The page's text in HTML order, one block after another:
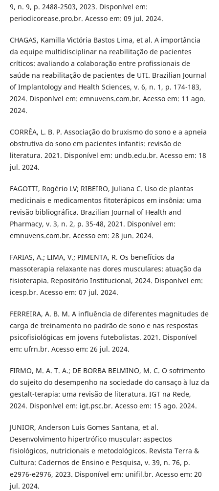
9, n. 9, p. 2488-2503, 2023. Disponível em:
periodicorease.pro.br. Acesso em: 09 jul. 2024.
CHAGAS, Kamilla Victória Bastos Lima, et al. A importância
da equipe multidisciplinar na reabilitação de pacientes
críticos: avaliando a colaboração entre profissionais de
saúde na reabilitação de pacientes de UTI. Brazilian Journal
of Implantology and Health Sciences, v. 6, n. 1, p. 174-183,
2024. Disponível em: emnuvens.com.br. Acesso em: 11 ago.
2024.
CORRÊA, L. B. P. Associação do bruxismo do sono e a apneia
obstrutiva do sono em pacientes infantis: revisão de
literatura. 2021. Disponível em: undb.edu.br. Acesso em: 18
jul. 2024.
FAGOTTI, Rogério LV; RIBEIRO, Juliana C. Uso de plantas
medicinais e medicamentos fitoterápicos em insônia: uma
revisão bibliográfica. Brazilian Journal of Health and
Pharmacy, v. 3, n. 2, p. 35-48, 2021. Disponível em:
emnuvens.com.br. Acesso em: 28 jun. 2024.
FARIAS, A.; LIMA, V.; PIMENTA, R. Os benefícios da
massoterapia relaxante nas dores musculares: atuação da
fisioterapia. Repositório Institucional, 2024. Disponível em:
icesp.br. Acesso em: 07 jul. 2024.
FERREIRA, A. B. M. A influência de diferentes magnitudes de
carga de treinamento no padrão de sono e nas respostas
psicofisiológicas em jovens futebolistas. 2021. Disponível
em: ufrn.br. Acesso em: 26 jul. 2024.
FIRMO, M. A. T. A.; DE BORBA BELMINO, M. C. O sofrimento
do sujeito do desempenho na sociedade do cansaço à luz da
gestalt-terapia: uma revisão de literatura. IGT na Rede,
2024. Disponível em: igt.psc.br. Acesso em: 15 ago. 2024.
JUNIOR, Anderson Luis Gomes Santana, et al.
Desenvolvimento hipertrófico muscular: aspectos
fisiológicos, nutricionais e metodológicos. Revista Terra &
Cultura: Cadernos de Ensino e Pesquisa, v. 39, n. 76, p.
e2976-e2976, 2023. Disponível em: unifil.br. Acesso em: 20
jul. 2024.